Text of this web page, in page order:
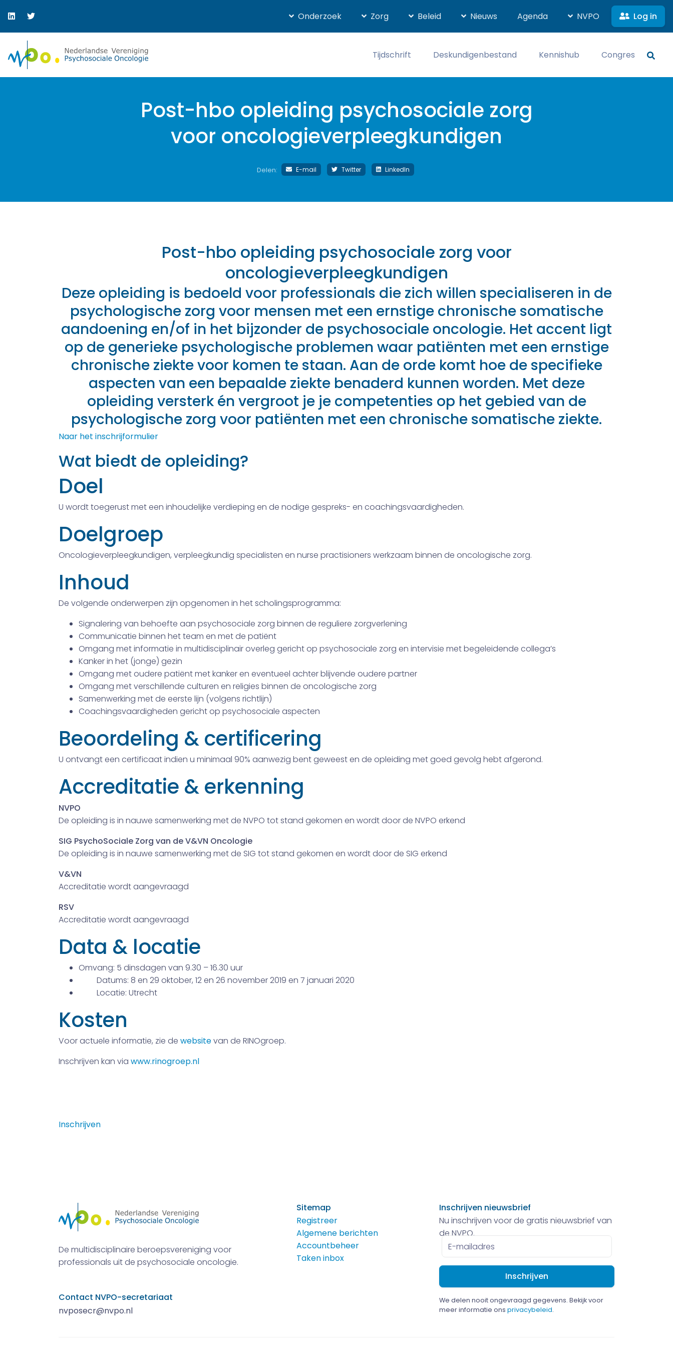
Onderzoek Zorg Beleid Nieuws Agenda NVPO Log in
Tijdschrift Deskundigenbestand Kennishub Congres
Post-hbo opleiding psychosociale zorg
voor oncologieverpleegkundigen
Delen: E-mail Twitter LinkedIn
Post-hbo opleiding psychosociale zorg voor
oncologieverpleegkundigen
Deze opleiding is bedoeld voor professionals die zich willen specialiseren in de
psychologische zorg voor mensen met een ernstige chronische somatische
aandoening en/of in het bijzonder de psychosociale oncologie. Het accent ligt
op de generieke psychologische problemen waar patiënten met een ernstige
chronische ziekte voor komen te staan. Aan de orde komt hoe de specifieke
aspecten van een bepaalde ziekte benaderd kunnen worden. Met deze
opleiding versterk én vergroot je je competenties op het gebied van de
psychologische zorg voor patiënten met een chronische somatische ziekte.
Naar het inschrijformulier
Wat biedt de opleiding?
Doel
U wordt toegerust met een inhoudelijke verdieping en de nodige gespreks- en coachingsvaardigheden.
Doelgroep
Oncologieverpleegkundigen, verpleegkundig specialisten en nurse practisioners werkzaam binnen de oncologische zorg.
Inhoud
De volgende onderwerpen zijn opgenomen in het scholingsprogramma:
Signalering van behoefte aan psychosociale zorg binnen de reguliere zorgverlening
Communicatie binnen het team en met de patiënt
Omgang met informatie in multidisciplinair overleg gericht op psychosociale zorg en intervisie met begeleidende collega’s
Kanker in het (jonge) gezin
Omgang met oudere patiënt met kanker en eventueel achter blijvende oudere partner
Omgang met verschillende culturen en religies binnen de oncologische zorg
Samenwerking met de eerste lijn (volgens richtlijn)
Coachingsvaardigheden gericht op psychosociale aspecten
Beoordeling & certificering
U ontvangt een certificaat indien u minimaal 90% aanwezig bent geweest en de opleiding met goed gevolg hebt afgerond.
Accreditatie & erkenning
NVPO
De opleiding is in nauwe samenwerking met de NVPO tot stand gekomen en wordt door de NVPO erkend
SIG PsychoSociale Zorg van de V&VN Oncologie
De opleiding is in nauwe samenwerking met de SIG tot stand gekomen en wordt door de SIG erkend
V&VN
Accreditatie wordt aangevraagd
RSV
Accreditatie wordt aangevraagd
Data & locatie
Omvang: 5 dinsdagen van 9.30 – 16.30 uur
Datums: 8 en 29 oktober, 12 en 26 november 2019 en 7 januari 2020
Locatie: Utrecht
Kosten
Voor actuele informatie, zie de websitevan de RINOgroep.
Inschrijven kan via www.rinogroep.nl
Inschrijven
De multidisciplinaire beroepsvereniging voor
professionals uit de psychosociale oncologie.
Contact NVPO-secretariaat
nvposecr@nvpo.nl
Sitemap
Registreer
Algemene berichten
Accountbeheer
Taken inbox
Inschrijven nieuwsbrief
Nu inschrijven voor de gratis nieuwsbrief van
de NVPO.
E-
mailadres
We delen nooit ongevraagd gegevens. Bekijk voor
meer informatie ons privacybeleid.